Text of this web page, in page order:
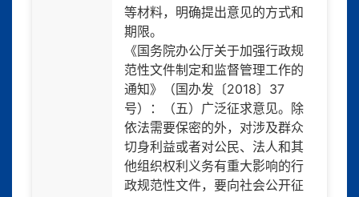
等材料，明确提出意见的方式和
期限。
《国务院办公厅关于加强行政规
范性文件制定和监督管理工作的
通知》（国办发〔2018〕37
号）：（五）广泛征求意见。除
依法需要保密的外，对涉及群众
切身利益或者对公民、法人和其
他组织权利义务有重大影响的行
政规范性文件，要向社会公开征